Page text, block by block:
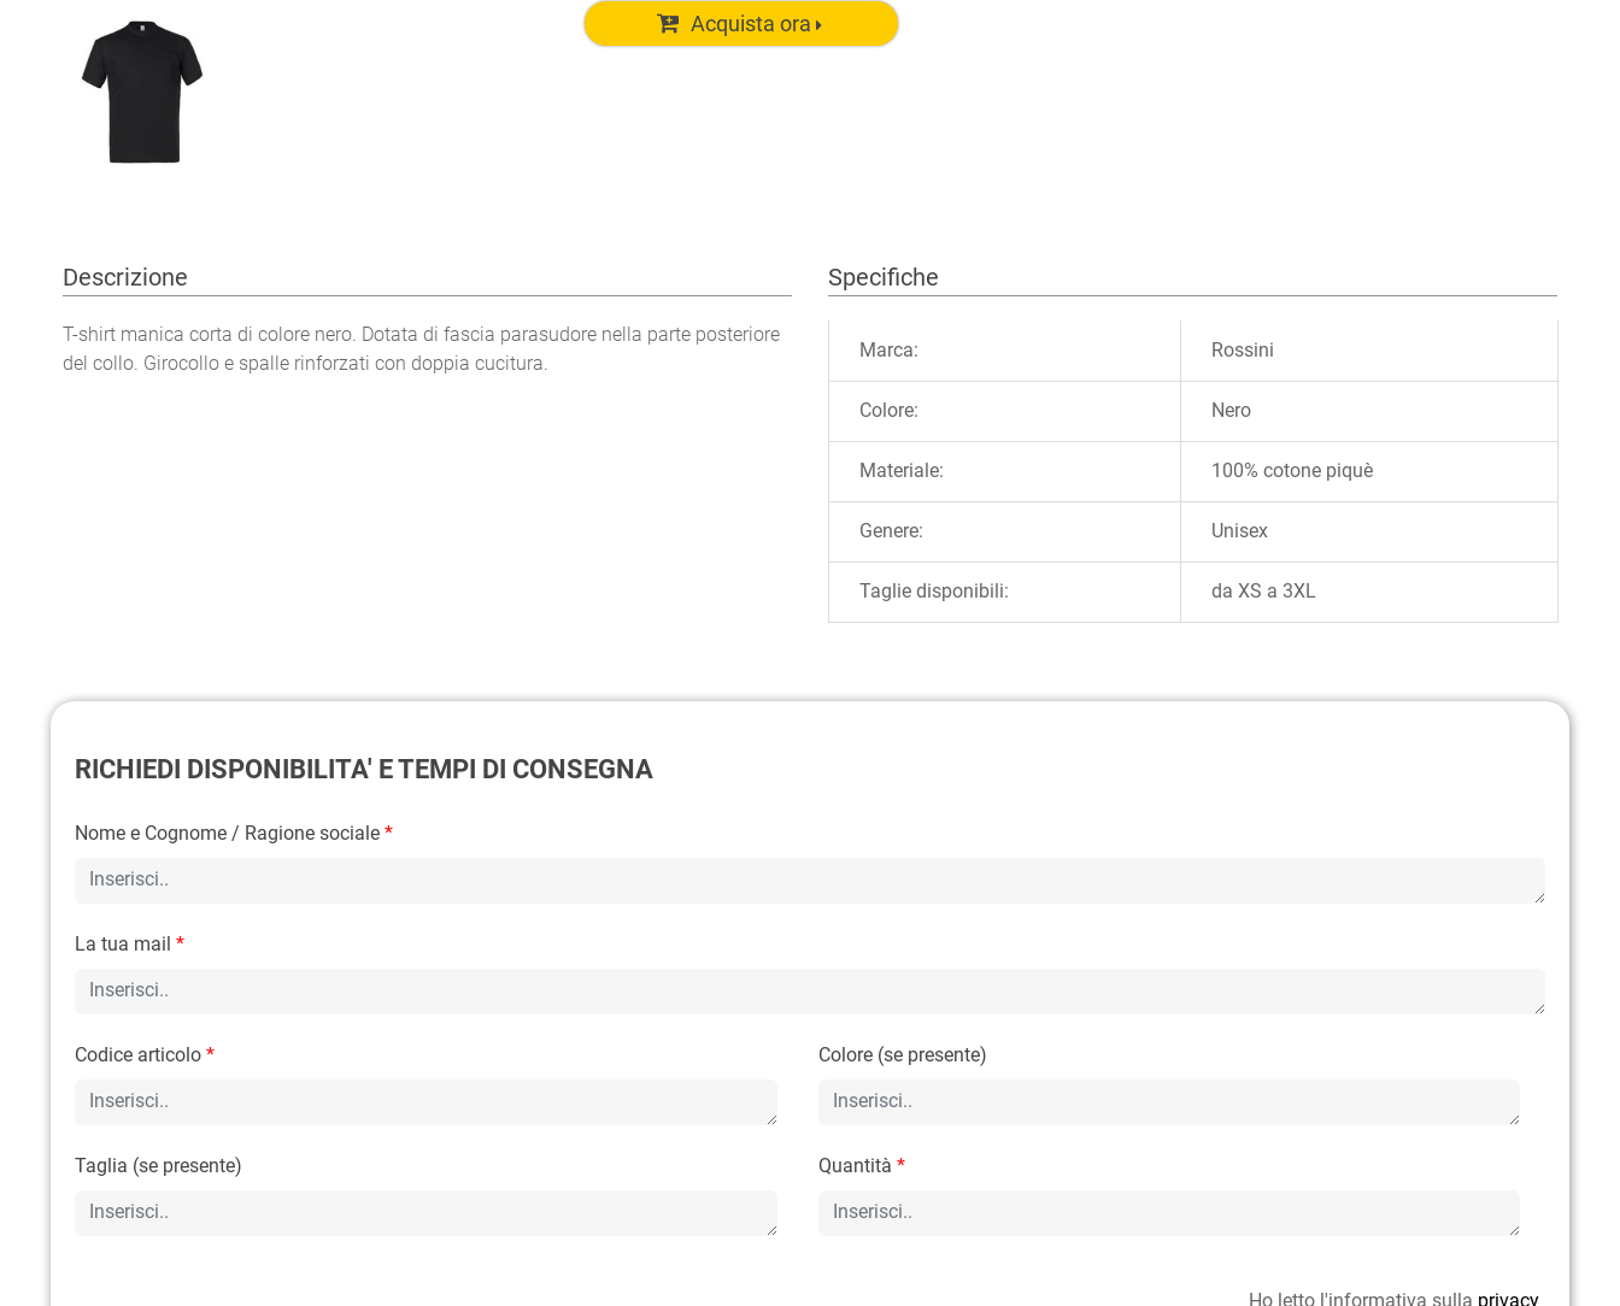
Acquista ora
Descrizione
T-shirt manica corta di colore nero. Dotata di fascia parasudore nella parte posteriore
del collo. Girocollo e spalle rinforzati con doppia cucitura.
Specifiche
Marca: Rossini
Colore: Nero
Materiale: 100% cotone piquè
Genere: Unisex
Taglie disponibili: da XS a 3XL
RICHIEDI DISPONIBILITA' E TEMPI DI CONSEGNA
Nome e Cognome / Ragione sociale *
La tua mail *
Codice articolo * Colore (se presente)
Taglia (se presente) Quantità *
Ho letto l'informativa sulla privacy